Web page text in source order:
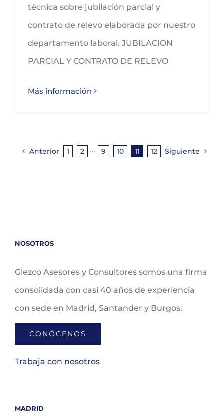
técnica sobre jubilación parcial y
contrato de relevo elaborada por nuestro
departamento laboral. JUBILACION
PARCIAL Y CONTRATO DE RELEVO
Más información
Anterior 1 2 ··· 9 10 11 12 Siguiente
NOSOTROS
Glezco Asesores y Consultores somos una firma
consolidada con casi 40 años de experiencia
con sede en Madrid, Santander y Burgos.
CONÓCENOS
Trabaja con nosotros
MADRID